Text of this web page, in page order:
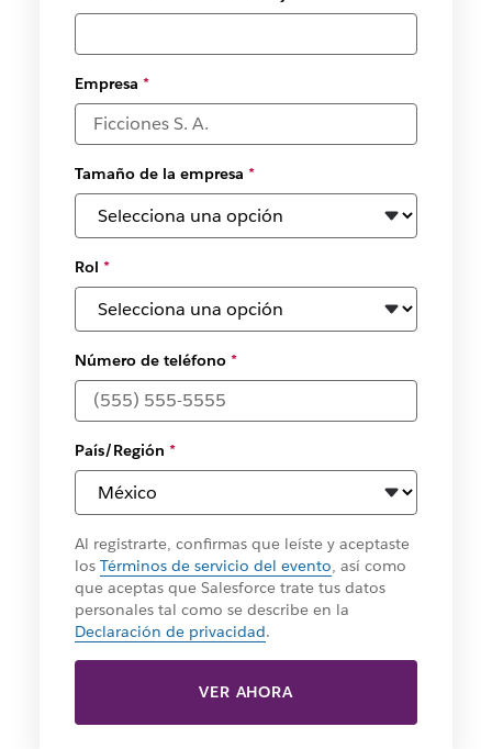
Empresa *
Tamaño de la empresa *
Rol *
Número de teléfono*
País/Región *
Al registrarte, confirmas que leíste y aceptaste
los Términos de servicio del evento, así como
que aceptas que Salesforce trate tus datos
personales tal como se describe en la
Declaración de privacidad.
VER AHORA